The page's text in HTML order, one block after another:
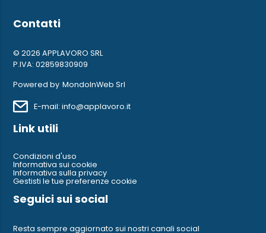
Contatti
© 2026 APPLAVORO SRL
P.IVA: 02859830909
Powered by MondoInWeb Srl
E-mail: info@applavoro.it
Link utili
Condizioni d'uso
Informativa sui cookie
Informativa sulla privacy
Gestisti le tue preferenze cookie
Seguici sui social
Resta sempre aggiornato sui nostri canali social